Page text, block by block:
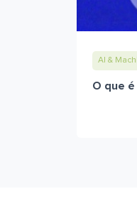
AI &
O que é